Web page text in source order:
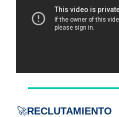
🚀RECLUTAMIENTO